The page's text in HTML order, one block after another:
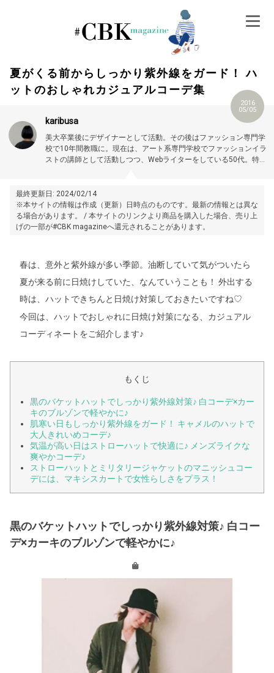
夏がくる前からしっかり紫外線をガード！ ハ
ットのおしゃれカジュアルコーデ集
2016
05/05
karibusa
美大卒業後にデザイナーとして活動。その後はファッション専門学
校で10年間教職に。現在は、アート系専門学校でファッションイラ
ストの講師として活動しつつ、Webライターをしている50代。特に
最終更新日: 2024/02/14
※本サイトの情報は作成（更新）日時点のものです。最新の情報とは異な
る場合があります。 / 本サイトのリンクより商品を購入した場合、売り上
げの一部が#CBK magazineへ還元されることがあります。
春は、意外と紫外線が多い季節。油断していて気がついたら
夏が来る前に日焼けしていた、なんていうことも！ 外出する
時は、ハットできちんと日焼け対策しておきたいですね♡
今回は、ハットでおしゃれに日焼け対策になる、カジュアル
コーディネートをご紹介します♪
もくじ
黒のバケットハットでしっかり紫外線対策♪ 白コーデ×カー
キのブルゾンで軽やかに♪
肌寒い日もしっかり紫外線をガード！ キャメルのハットで
大人きれいめコーデ♪
気温が高い日はストローハットで快適に♪ メンズライクな
爽やかコーデ♪
ストローハットとミリタリージャケットのマニッシュコー
デには、マキシスカートで女性らしさをプラス！
黒のバケットハットでしっかり紫外線対策♪ 白コー
デ×カーキのブルゾンで軽やかに♪